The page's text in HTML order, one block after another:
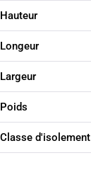
Hauteur
Longeur
Largeur
Poids
Classe d'isolement